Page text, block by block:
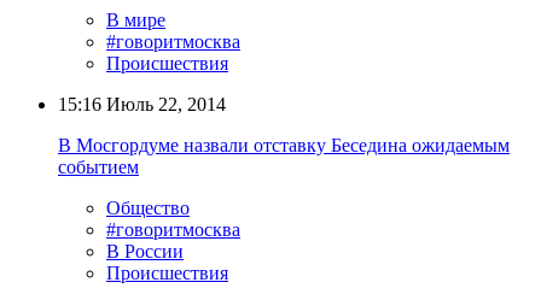
В мире
#говоритмосква
Происшествия
15:16 Июль 22, 2014
В Мосгордуме назвали отставку Беседина ожидаемым
событием
Общество
#говоритмосква
В России
Происшествия